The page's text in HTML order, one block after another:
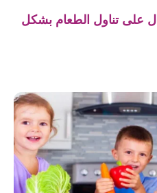
على تناول الطعام بشكل